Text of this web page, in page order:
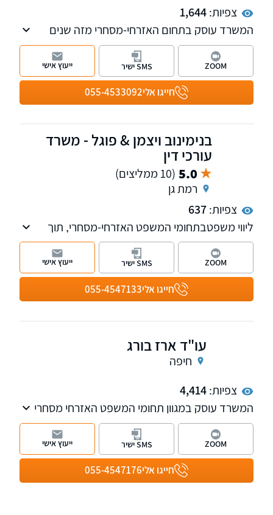
צפיות:1,644
המשרד עוסק בתחום האזרחי-מסחרי מזה שנים
רבות תוך התמקדות בתחום דיני המשפחה
והירושה, דיני חוזים, משפט מסחרי, מקרקעין
ועסקים, הוצאה לפועל וחדלות פירעון, נזקי גוף
ותאונות.
חייגו אלי055-4533092
ZOOM SMS ישיר ייעוץ אישי
בנימינוב ויצמן & פוגל - משרד
עורכי דין
5.0 (10 ממליצים)
רמת גן
צפיות:637
ליווי משפטבתחומי המשפט האזרחי-מסחרי, תוך
הקפדה על מקצועיות, דיסקרטיות ושירות מותאם
אישית.
המשרד מייצג לקוחות פרטיים, מוסדיים ותאגידים
כאחד, ופועל מתוך מחויבות להבנת צורכי הלקוח
ומתן פתרונות משפטיים מדויקים, המבוססים על
חייגו אלי055-4547133
ZOOM SMS ישיר ייעוץ אישי
עו"ד ארז בורג
חיפה
צפיות:4,414
המשרד עוסק במגוון תחומי המשפט האזרחי מסחרי
לרבות מקרקעין נדל"ן, דיני משפחה, דיני מושבים
וקיבוצים ודיני בנקאות.
חייגו אלי055-4547176
ZOOM SMS ישיר ייעוץ אישי